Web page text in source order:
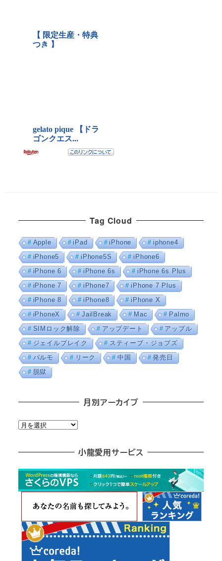
Tag Cloud
Apple iPad iPhone
iphone4
iPhone5
iPhone5S
iPhone6
iPhone 6
iPhone 6s
iPhone 6s Plus
iPhone 7
iPhone7
iPhone 7 Plus
iPhone 8
iPhone8
iPhone X
iPhoneX
JailBreak Mac
Palmo
SIMロック解除
アップデート
アップル
ジェイルブレイク
スティーブ・ジョブズ
パルモ
リーク 中国
発売日
脱獄
月別アーカイブ
月
カ
小龍愛用サービス